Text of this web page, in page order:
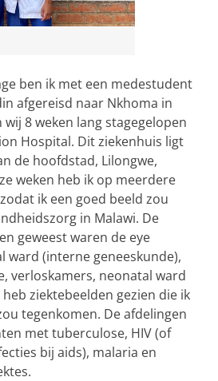
ben ik met een medestudent
afgereisd naar Nkhoma in
8 weken lang stagegelopen
Hospital. Dit ziekenhuis ligt
de hoofdstad, Lilongwe,
weken heb ik op meerdere
ik een goed beeld zou
in Malawi. De
geweest waren de eye
ward (interne geneeskunde),
verloskamers, neonatal ward
ziektebeelden gezien die ik
tegenkomen. De afdelingen
met tuberculose, HIV (of
bij aids), malaria en